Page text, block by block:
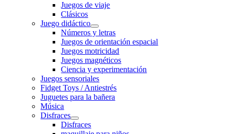
Juegos de viaje
Clásicos
Juego didáctico
Números y letras
Juegos de orientación espacial
Juegos motricidad
Juegos magnéticos
Ciencia y experimentación
Juegos sensoriales
Fidget Toys / Antiestrés
Juguetes para la bañera
Música
Disfraces
Disfraces